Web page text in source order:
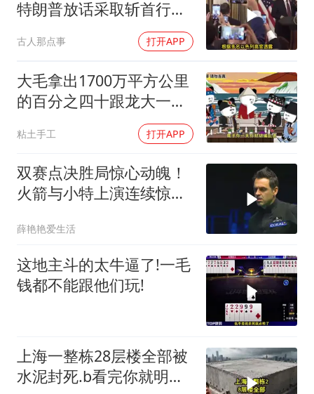
特朗普放话采取斩首行
动，美军机又被击落
古人那点事 打开APP
大毛拿出1700万平方公里
的百分之四十跟龙大一起
粘土手工 打开APP
双赛点决胜局惊心动魄！
火箭与小特上演连续惊险
薛艳艳爱生活
这地主斗的太牛逼了!一毛
钱都不能跟他们玩!
上海一整栋28层楼全部被
水泥封死.b看完你就明白